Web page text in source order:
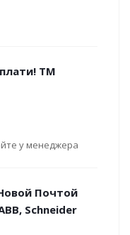
ТМ
у менеджера
Почтой
Schneider